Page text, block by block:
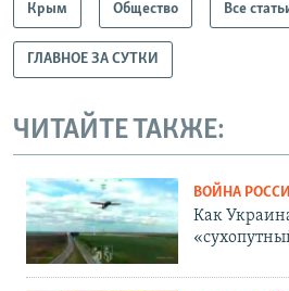
Крым Общество Все
ГЛАВНОЕ ЗА СУТКИ
ЧИТАЙТЕ ТАКЖЕ:
ВОЙНА
Как